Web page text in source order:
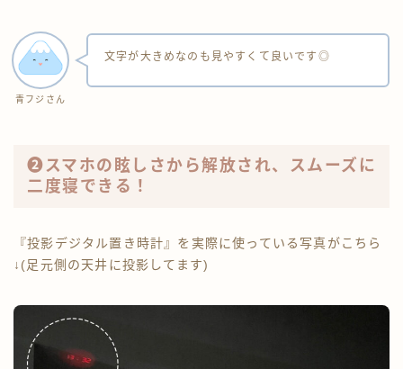
青フジさん
文字が大きめなのも見やすくて良いです◎
❷スマホの眩しさから解放され、スムーズに
二度寝できる！
『投影デジタル置き時計』を実際に使っている写真がこちら
↓(足元側の天井に投影してます)